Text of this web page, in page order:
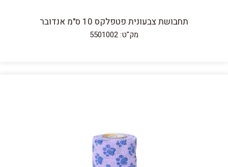
תחבושת צבעונית פטפלקס 10 ס"מ אנדובר
מק"ט: 5501002